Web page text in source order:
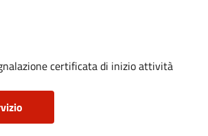
certificata di inizio attività